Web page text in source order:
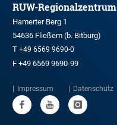
RUW-
Hamerter Berg 1
54636 Fließem (b. Bitburg)
T +49 6569 9690-0
F +49 6569 9690-99
Impressum Datenschutz